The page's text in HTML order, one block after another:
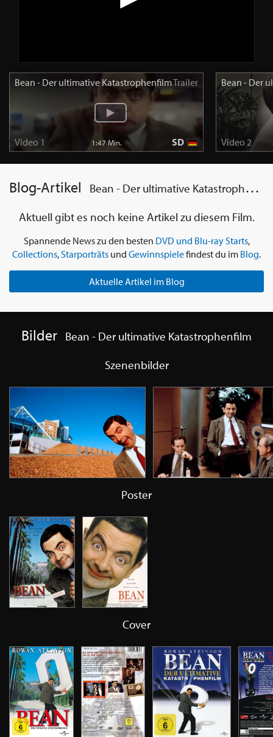
Bean - Der ultimative KatastrophenfilmTrailer
Video 1 1:47 Min. SD
Bean - Der
Video 2
Blog-Artikel
Bean - Der ultimative Katastrophenfilm
Aktuell gibt es noch keine Artikel zu diesem Film.
Spannende News zu den besten DVD und Blu-ray Starts,
Collections,Starporträts und Gewinnspielefindest du im Blog.
Aktuelle Artikel im Blog
Bilder Bean - Der ultimative Katastrophenfilm
Szenenbilder
Poster
Cover